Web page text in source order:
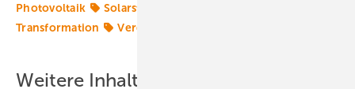
Photovoltaik
Solarstrom
Transformation
Vergleich
Weitere Inhalte